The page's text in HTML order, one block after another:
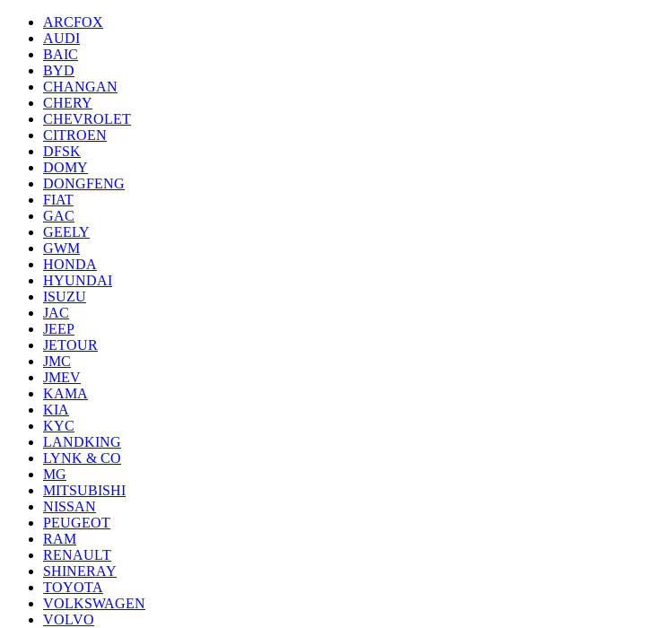
ARCFOX
AUDI
BAIC
BYD
CHANGAN
CHERY
CHEVROLET
CITROEN
DFSK
DOMY
DONGFENG
FIAT
GAC
GEELY
GWM
HONDA
HYUNDAI
ISUZU
JAC
JEEP
JETOUR
JMC
JMEV
KAMA
KIA
KYC
LANDKING
LYNK & CO
MG
MITSUBISHI
NISSAN
PEUGEOT
RAM
RENAULT
SHINERAY
TOYOTA
VOLKSWAGEN
VOLVO